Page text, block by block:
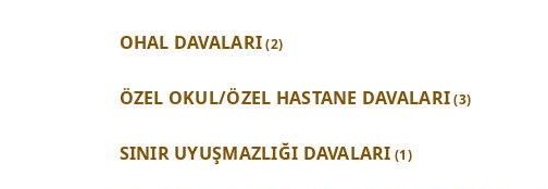
OHAL DAVALARI(2)
ÖZEL OKUL/ÖZEL HASTANE DAVALARI(3)
SINIR UYUŞMAZLIĞI DAVALARI (1)